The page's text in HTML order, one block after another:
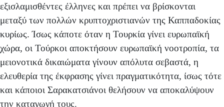
εξισλαμισθέντες έλληνες και πρέπει να βρίσκονται
μεταξύ των πολλών κρυπτοχριστιανών της Καππαδοκίας
κυρίως. Ίσως κάποτε όταν η Τουρκία γίνει ευρωπαϊκή
χώρα, οι Τούρκοι αποκτήσουν ευρωπαϊκή νοοτροπία, τα
μειονοτι­κά δικαιώματα γίνουν απόλυτα σεβαστά, η
ελευθερία της έκφρασης γίνει πραγματικότητα, ίσως τότε
και κάποιοι Σαρακατσιάνοι θελήσουν να αποκαλύψουν
την καταγωγή τους.